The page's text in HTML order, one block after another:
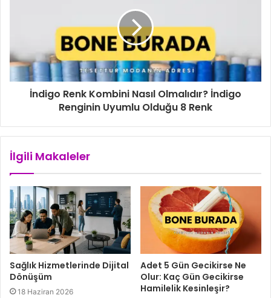
İndigo Renk Kombini Nasıl Olmalıdır? İndigo
Renginin Uyumlu Olduğu 8 Renk
İlgili Makaleler
Sağlık Hizmetlerinde Dijital
Dönüşüm
18 Haziran 2026
Adet 5 Gün Gecikirse Ne
Olur: Kaç Gün Gecikirse
Hamilelik Kesinleşir?